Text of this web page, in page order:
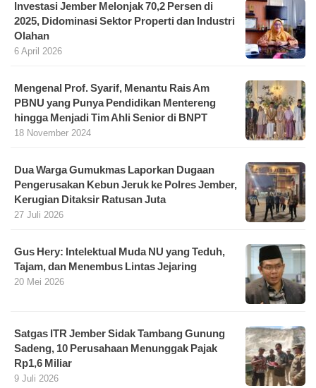
Investasi Jember Melonjak 70,2 Persen di
2025, Didominasi Sektor Properti dan Industri
Olahan
6 April 2026
Mengenal Prof. Syarif, Menantu Rais Am
PBNU yang Punya Pendidikan Mentereng
hingga Menjadi Tim Ahli Senior di BNPT
18 November 2024
Dua Warga Gumukmas Laporkan Dugaan
Pengerusakan Kebun Jeruk ke Polres Jember,
Kerugian Ditaksir Ratusan Juta
27 Juli 2026
Gus Hery: Intelektual Muda NU yang Teduh,
Tajam, dan Menembus Lintas Jejaring
20 Mei 2026
Satgas ITR Jember Sidak Tambang Gunung
Sadeng, 10 Perusahaan Menunggak Pajak
Rp1,6 Miliar
9 Juli 2026